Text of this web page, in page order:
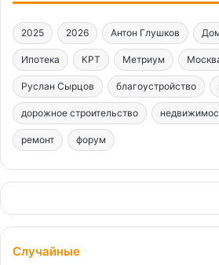
2025 2026 Антон Глушков
Ипотека КРТ Метриум
Руслан Сырцов благоустройство
дорожное строительство
ремонт форум
Случайные